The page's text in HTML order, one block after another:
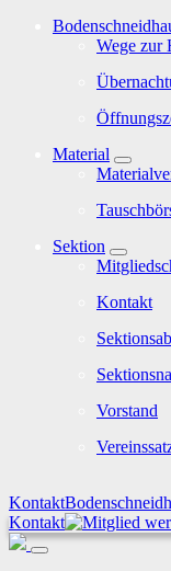
Wege zur
Material
Sektion
Kontakt
Vorstand
Kontakt
Kontakt